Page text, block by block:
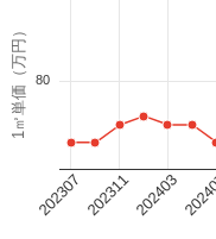
1㎡単価（万円）
202307202311202403
80